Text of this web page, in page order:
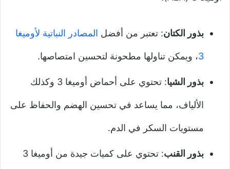
بذور الكتان: تعتبر من أفضل المصادر النباتية لأوميغا
3، ويمكن تناولها مطحونة لتحسين امتصاصها.
بذور الشيا : تحتوي على أحماض أوميغا 3 وكذلك
الألياف، مما يساعد في تحسين الهضم والحفاظ على
مستويات السكر في الدم.
بذور القنب : تحتوي على كميات جيدة من أوميغا 3